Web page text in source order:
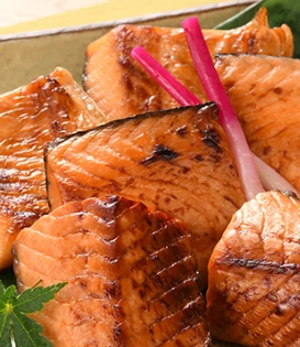
いとのことでUターン
、板長も兼任してい
囲気を大きく変えず守
第一の気持ちを大切
り続けるために日々技